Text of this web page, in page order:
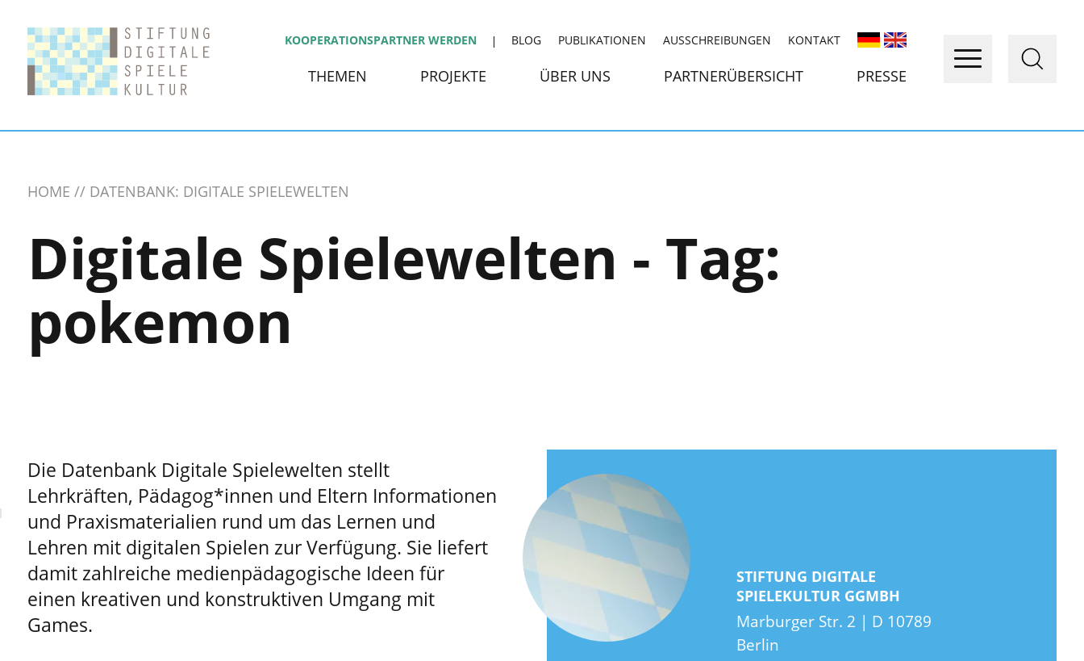
KOOPERATIONSPARTNER WERDEN BLOG PUBLIKATIONEN AUSSCHREIBUNGEN KONTAKT
THEMEN PROJEKTE ÜBER UNS PARTNERÜBERSICHT PRESSE
HOME DATENBANK: DIGITALE SPIELEWELTEN
Digitale Spielewelten - Tag:
pokemon
Die Datenbank Digitale Spielewelten stellt
Lehrkräften, Pädagog*innen und Eltern Informationen
und Praxismaterialien rund um das Lernen und
Lehren mit digitalen Spielen zur Verfügung. Sie liefert
damit zahlreiche medienpädagogische Ideen für
einen kreativen und konstruktiven Umgang mit
Games.
STIFTUNG DIGITALE
SPIELEKULTUR GGMBH
Marburger Str. 2 | D 10789
Berlin